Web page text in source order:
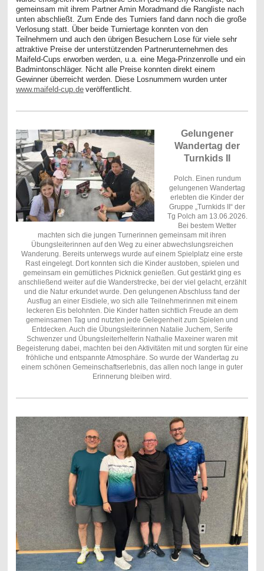
gemeinsam mit ihrem Partner Amin Moradmand die Rangliste nach
unten abschließt. Zum Ende des Turniers fand dann noch die große
Verlosung statt. Über beide Turniertage konnten von den
Teilnehmern und auch den übrigen Besuchern Lose für viele sehr
attraktive Preise der unterstützenden Partnerunternehmen des
Maifeld-Cups erworben werden, u.a. eine Mega-Prinzenrolle und ein
Badmintonschläger. Nicht alle Preise konnten direkt einem
Gewinner überreicht werden. Diese Losnummern wurden unter
www.maifeld-cup.de veröffentlicht.
Gelungener
Wandertag der
Turnkids II
Polch. Einen rundum
gelungenen Wandertag
erlebten die Kinder der
Gruppe „Turnkids II“ der
Tg Polch am 13.06.2026.
Bei bestem Wetter
machten sich die jungen Turnerinnen gemeinsam mit ihren
Übungsleiterinnen auf den Weg zu einer abwechslungsreichen
Wanderung. Bereits unterwegs wurde auf einem Spielplatz eine erste
Rast eingelegt. Dort konnten sich die Kinder austoben, spielen und
gemeinsam ein gemütliches Picknick genießen. Gut gestärkt ging es
anschließend weiter auf die Wanderstrecke, bei der viel gelacht, erzählt
und die Natur erkundet wurde. Den gelungenen Abschluss fand der
Ausflug an einer Eisdiele, wo sich alle Teilnehmerinnen mit einem
leckeren Eis belohnten. Die Kinder hatten sichtlich Freude an dem
gemeinsamen Tag und nutzten jede Gelegenheit zum Spielen und
Entdecken. Auch die Übungsleiterinnen Natalie Juchem, Serife
Schwenzer und Übungsleiterhelferin Nathalie Maxeiner waren mit
Begeisterung dabei, machten bei den Aktivitäten mit und sorgten für eine
fröhliche und entspannte Atmosphäre. So wurde der Wandertag zu
einem schönen Gemeinschaftserlebnis, das allen noch lange in guter
Erinnerung bleiben wird.